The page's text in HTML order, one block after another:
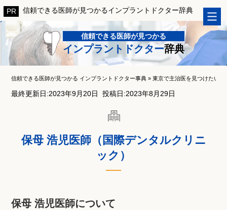
信頼できる医師が見つかるインプラントドクター辞典
信頼できる医師が見つかる
インプラントドクター辞典
信頼できる医師が見つかる インプラントドクター事典 »東京で主治医を見つけたい
最終更新日:2023年9月20日 投稿日:2023年8月29日
保母 浩児医師（国際デンタルクリニ
ック）
保母 浩児医師について